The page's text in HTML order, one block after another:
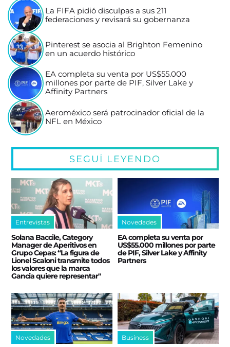
La FIFA pidió disculpas a sus 211
federaciones y revisará su gobernanza
Pinterest se asocia al Brighton Femenino
en un acuerdo histórico
EA completa su venta por US$55.000
millones por parte de PIF, Silver Lake y
Affinity Partners
Aeroméxico será patrocinador oficial de la
NFL en México
SEGUÍ LEYENDO
Entrevistas
Solana Baccile, Category
Manager de Aperitivos en
Grupo Cepas: “La figura de
Lionel Scaloni transmite todos
los valores que la marca
Gancia quiere representar"
Novedades
EA completa su venta por
US$55.000 millones por parte
de PIF, Silver Lake y Affinity
Partners
Novedades Business